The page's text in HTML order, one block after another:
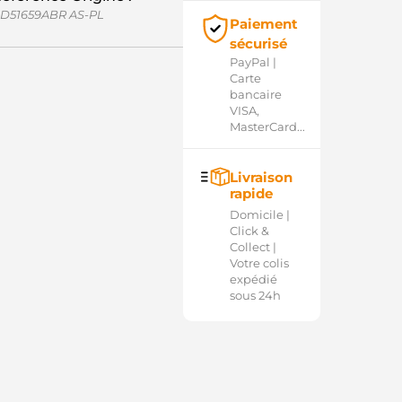
AS-PL
Paiement
sécurisé
PayPal |
Carte
bancaire
VISA,
MasterCard...
Livraison
rapide
Domicile |
Click &
Collect |
Votre colis
expédié
sous 24h